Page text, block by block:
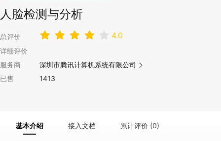
人脸检测与分析
总评价 4.0
详细评价
服务商
深圳市腾讯计算机系统有限公司
已售
1413
基本介绍 接入文档 累计评价 (0)